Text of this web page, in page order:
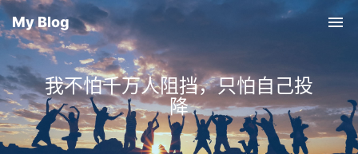
My Blog
我不怕千万人阻挡，只怕自己投
降